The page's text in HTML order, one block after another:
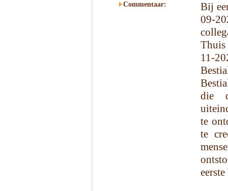
Commentaar:
Bij
09-
Thuis
11-
die
te
te